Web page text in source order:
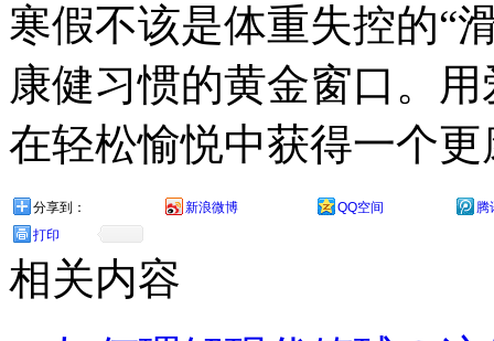
寒假不该是体重失控的“
康健习惯的黄金窗口。
在轻松愉悦中获得一个
分享到： 新浪微博 QQ空间
腾
打印
相关内容